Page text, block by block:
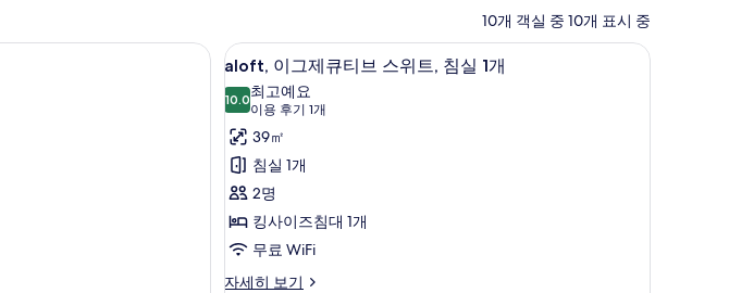
10개 객실 중 10개 표시 중
Urban, 룸, 킹사이즈침대 1개 | 저자극성 침구, 미니바, 객실 내 금고, 책상
aloft,
이
그
제
큐
티
브
스
위
aloft, 이그제큐티브 스위트, 침실 1개 | 저자극
7
aloft, 이그제큐티브 스위트, 침실 1개
10.010.0점 만점 중 10점
최고예요
이용 후기 1개
(이
용
후
기
1
개)
39㎡
침실 1개
2명
킹사이즈침대 1개
무료 WiFi
자세히 보기
aloft,